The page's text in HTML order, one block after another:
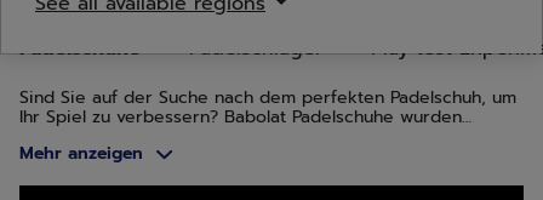
Padelschläger Play test
Padelschuhe
Sind Sie auf der Suche nach dem perfekten Padelschuh, um
Ihr Spiel zu verbessern? Babolat Padelschuhe wurden
Spielstärken zu erfüllen, vom unerschrockenen Anfänger bis
Mehr anzeigen